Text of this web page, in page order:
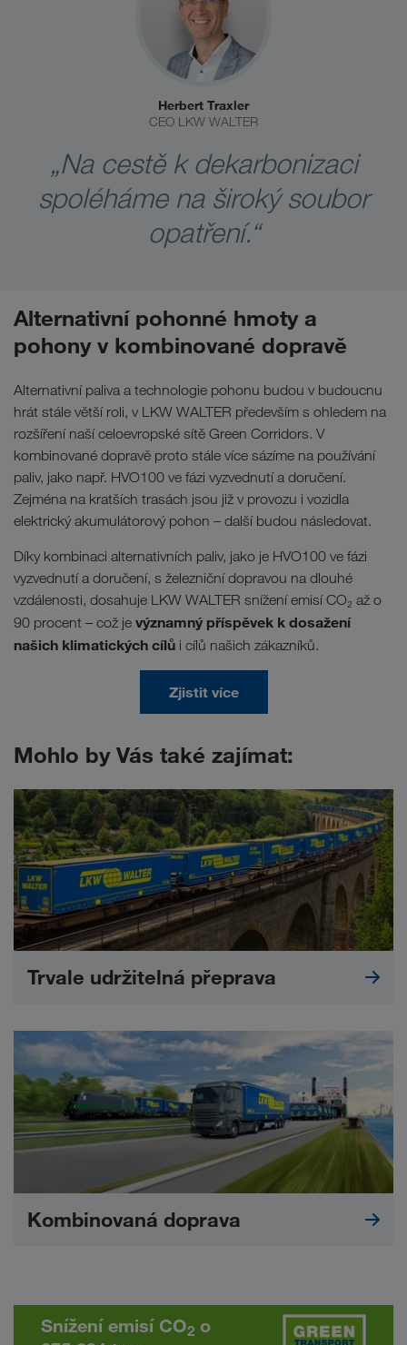
Herbert Traxler
CEO LKW WALTER
„Na cestě k dekarbonizaci
spoléháme na široký soubor
opatření.“
Alternativní pohonné hmoty a
pohony v kombinované dopravě
Alternativní paliva a technologie pohonu budou v budoucnu
hrát stále větší roli, v LKW WALTER především s ohledem na
rozšíření naší celoevropské sítě Green Corridors. V
kombinované dopravě proto stále více sázíme na používání
paliv, jako např. HVO100 ve fázi vyzvednutí a doručení.
Zejména na kratších trasách jsou již v provozu i vozidla
elektrický akumulátorový pohon – další budou následovat.
Díky kombinaci alternativních paliv, jako je HVO100 ve fázi
vyzvednutí a doručení, s železniční dopravou na dlouhé
vzdálenosti, dosahuje LKW WALTER snížení emisí CO₂ až o
90 procent – což je významný příspěvek k dosažení
našich klimatických cílů i cílů našich zákazníků.
Zjistit více
Mohlo by Vás také zajímat:
Trvale udržitelná přeprava
Kombinovaná doprava
Snížení emisí CO2 o